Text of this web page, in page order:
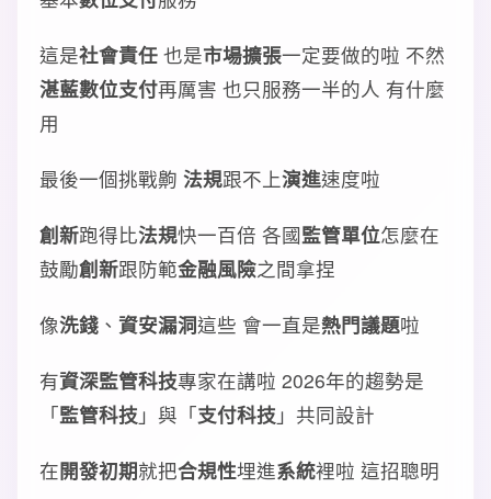
這是社會責任 也是市場擴張一定要做的啦 不然
湛藍數位支付再厲害 也只服務一半的人 有什麼
用
最後一個挑戰齁 法規跟不上演進速度啦
創新跑得比法規快一百倍 各國監管單位怎麼在
鼓勵創新跟防範金融風險之間拿捏
像洗錢 、 資安漏洞這些 會一直是熱門議題啦
有資深監管科技專家在講啦 2026年的趨勢是
「監管科技 」與「支付科技 」共同設計
在開發初期就把合規性埋進系統裡啦 這招聰明